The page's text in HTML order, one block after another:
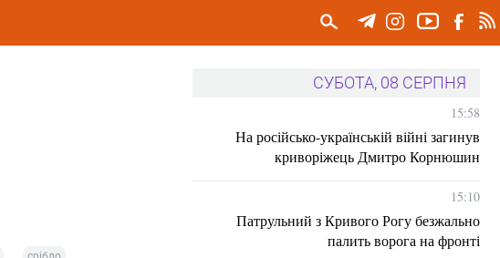
СУБОТА, 08 СЕРПНЯ
15:58
На російсько-українській війні загинув
криворіжець Дмитро Корнюшин
15:10
Патрульний з Кривого Рогу безжально
палить ворога на фронті